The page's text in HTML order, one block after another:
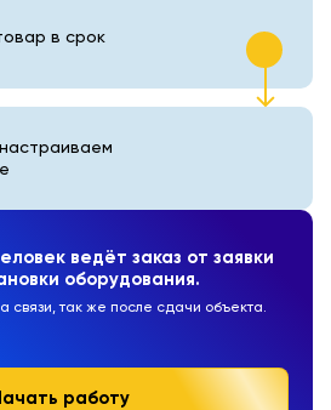
ведёт заказ от заявки
оборудования.
связи, так же после сдачи объекта.
работу
в срок